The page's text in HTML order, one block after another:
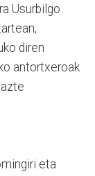
Usurbilgo
diren
antortxeroak
eta